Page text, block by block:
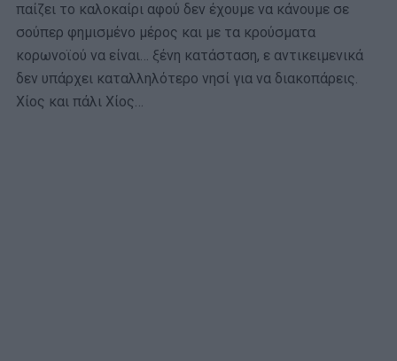
παίζει το καλοκαίρι αφού δεν έχουμε να κάνουμε σε
σούπερ φημισμένο μέρος και με τα κρούσματα
κορωνοϊού να είναι… ξένη κατάσταση, ε αντικειμενικά
δεν υπάρχει καταλληλότερο νησί για να διακοπάρεις.
Χίος και πάλι Χίος…